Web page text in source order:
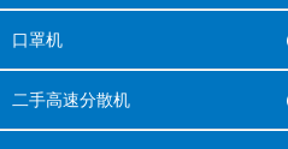
口罩机
二手高速分散机